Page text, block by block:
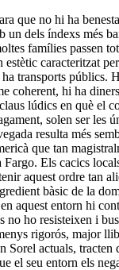
que no hi ha
un dels índexs més
famílies passen
estètic caracteritzat
transports públics.
coherent, hi ha
lúdics en què el
solen ser les
resulta més
que tan
Fargo. Els cacics
aquest ordre tan
bàsic de la
aquest entorn hi
no ho resisteixen i
rigorós, major
Sorel actuals, tracten
el seu entorn els